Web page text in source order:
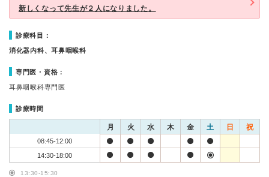
新しくなって先生が２人になりました。
診療科目：
消化器内科、耳鼻咽喉科
専門医・資格：
耳鼻咽喉科専門医
診療時間
月 火 水 木 金 土 日 祝
08:45-12:00
14:30-18:00
13:30-15:30